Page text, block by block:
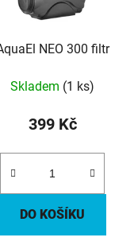
NEO 300 filtr
Skladem (1 ks)
399 Kč
DO KOŠÍKU